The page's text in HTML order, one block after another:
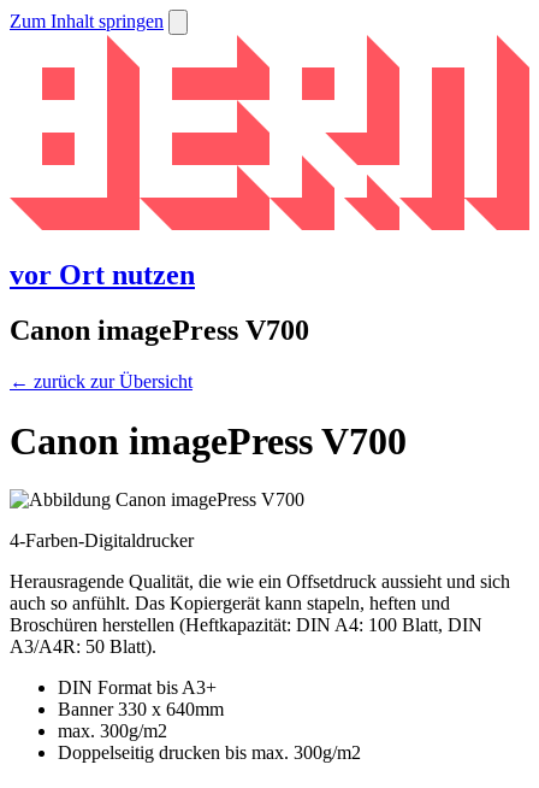
Zum Inhalt springen
vor Ort nutzen
Canon imagePress V700
← zurück zur Übersicht
Canon imagePress V700
4-Farben-Digitaldrucker
Herausragende Qualität, die wie ein Offsetdruck aussieht und sich
auch so anfühlt. Das Kopiergerät kann stapeln, heften und
Broschüren herstellen (Heftkapazität: DIN A4: 100 Blatt, DIN
A3/A4R: 50 Blatt).
DIN Format bis A3+
Banner 330 x 640mm
max. 300g/m2
Doppelseitig drucken bis max. 300g/m2